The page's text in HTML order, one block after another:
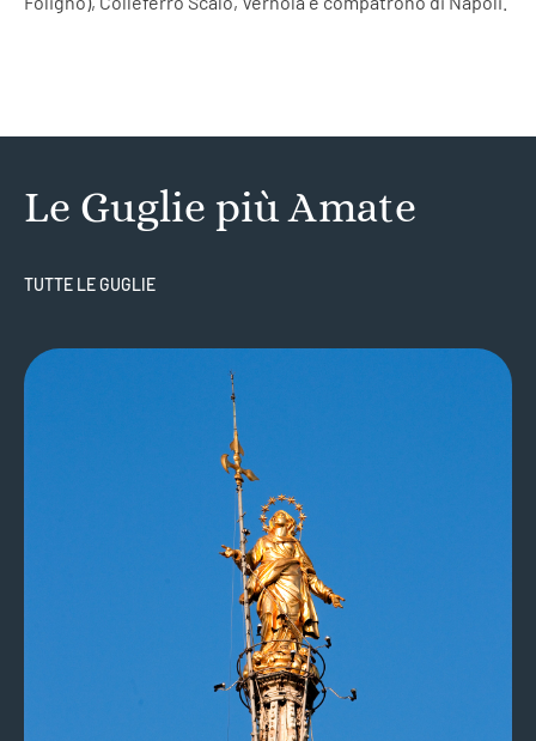
Le Guglie più Amate
TUTTE LE GUGLIE